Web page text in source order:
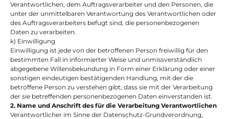
Verantwortlichen, dem Auftragsverarbeiter und den Personen, die
unter der unmittelbaren Verantwortung des Verantwortlichen oder
des Auftragsverarbeiters befugt sind, die personenbezogenen
Daten zu verarbeiten.
k) Einwilligung
Einwilligung ist jede von der betroffenen Person freiwillig für den
bestimmten Fall in informierter Weise und unmissverständlich
abgegebene Willensbekundung in Form einer Erklärung oder einer
sonstigen eindeutigen bestätigenden Handlung, mit der die
betroffene Person zu verstehen gibt, dass sie mit der Verarbeitung
der sie betreffenden personenbezogenen Daten einverstanden ist.
2. Name und Anschrift des für die Verarbeitung Verantwortlichen
Verantwortlicher im Sinne der Datenschutz-Grundverordnung,